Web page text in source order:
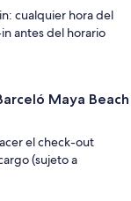
cualquier hora del
antes del horario
Maya Beach
el check-out
(sujeto a